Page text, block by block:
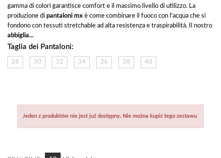
gamma di colori garantisce comfort e il massimo livello di utilizzo. La
produzione di pantaloni mx è come combinare il fuoco con l'acqua che si
abbiglia...
Taglia dei Pantaloni:
28 30 32 34 36 38 40
Jeden z produktów nie jest już dostępny. Nie można kupić tego zestawu